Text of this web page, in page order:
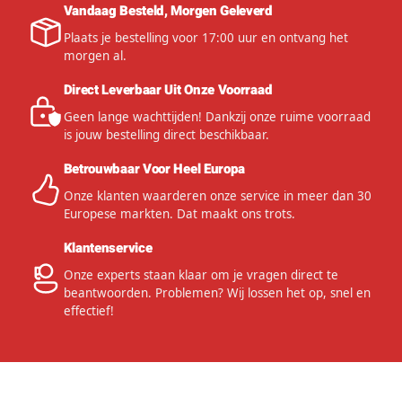
Vandaag Besteld, Morgen Geleverd
Plaats je bestelling voor 17:00 uur en ontvang het
morgen al.
Direct Leverbaar Uit Onze Voorraad
Geen lange wachttijden! Dankzij onze ruime voorraad
is jouw bestelling direct beschikbaar.
Betrouwbaar Voor Heel Europa
Onze klanten waarderen onze service in meer dan 30
Europese markten. Dat maakt ons trots.
Klantenservice
Onze experts staan klaar om je vragen direct te
beantwoorden. Problemen? Wij lossen het op, snel en
effectief!